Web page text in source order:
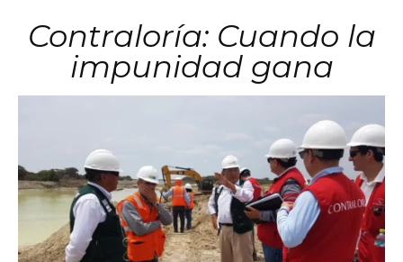
Contraloría: Cuando la
impunidad gana